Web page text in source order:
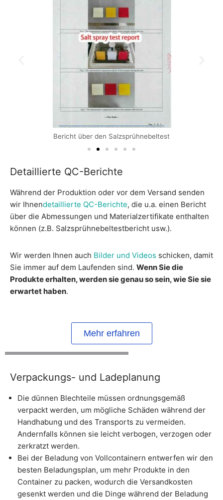
Bericht über den Salzsprühnebeltest
Detaillierte QC-Berichte
Während der Produktion oder vor dem Versand senden
wir Ihnendetaillierte QC-Berichte, die u.a. einen Bericht
über die Abmessungen und Materialzertifikate enthalten
können (z.B. Salzsprühnebeltestbericht usw.).
Wir werden Ihnen auch Bilder und Videos schicken, damit
Sie immer auf dem Laufenden sind. Wenn Sie die
Produkte erhalten, werden sie genau so sein, wie Sie sie
erwartet haben.
Mehr erfahren
Verpackungs- und Ladeplanung
Die dünnen Blechteile müssen ordnungsgemäß
verpackt werden, um mögliche Schäden während der
Handhabung und des Transports zu vermeiden.
Andernfalls können sie leicht verbogen, verzogen oder
zerkratzt werden.
Bei der Beladung von Vollcontainern entwerfen wir den
besten Beladungsplan, um mehr Produkte in den
Container zu packen, wodurch die Versandkosten
gesenkt werden und die Dinge während der Beladung